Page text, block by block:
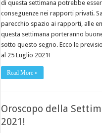
di questa settimana potrebbe
conseguenze nei rapporti privati.
parecchio spazio ai rapporti, alle
questa settimana porteranno
sotto questo segno. Ecco le
al 25 Luglio 2021!
Read More »
Oroscopo della
2021!